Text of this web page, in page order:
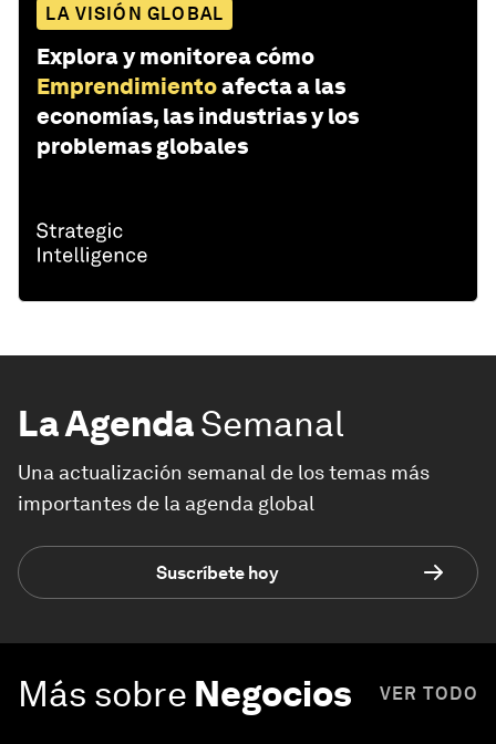
LA VISIÓN GLOBAL
Explora y monitorea cómo
Emprendimientoafecta a las
economías, las industrias y los
problemas globales
La AgendaSemanal
Una actualización semanal de los temas más
importantes de la agenda global
Suscríbete hoy
Más sobre Negocios VER TODO